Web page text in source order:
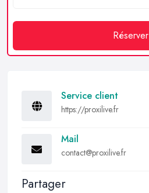
Réserver
Service client
https://proxilive.fr
Mail
contact@proxilive.fr
Partager